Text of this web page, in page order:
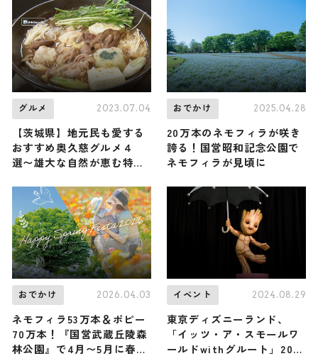
り開催
グルメ 2023.07.04
【茨城県】地元民も愛する
おすすめ奥久慈グルメ４
選〜雄大な自然が恵む特産
おでかけ 2025.04.28
20万本のネモフィラが咲き
誇る！国営昭和記念公園で
ネモフィラが見頃に
おでかけ 2026.04.03
ネモフィラ53万本＆ポピー
70万本！『国営武蔵丘陵森
林公園』で4月〜5月に春の
イベント 2024.08.29
東京ディズニーランド、
「イッツ・ア・スモールワ
ールドwithグルート」2025